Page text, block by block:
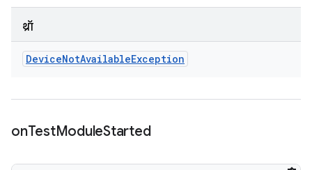
थ्रॉ
DeviceNotAvailableException
onTestModuleStarted